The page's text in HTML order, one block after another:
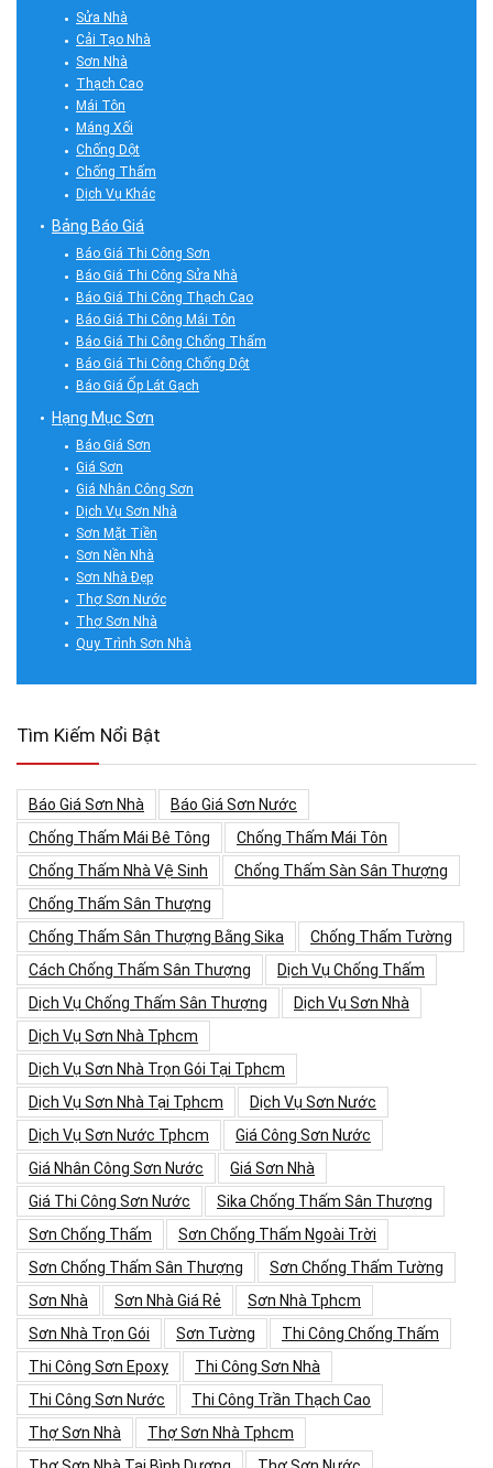
Sửa Nhà
Cải Tạo Nhà
Sơn Nhà
Thạch Cao
Mái Tôn
Máng Xối
Chống Dột
Chống Thấm
Dịch Vụ Khác
Bảng Báo Giá
Báo Giá Thi Công Sơn
Báo Giá Thi Công Sửa Nhà
Báo Giá Thi Công Thạch Cao
Báo Giá Thi Công Mái Tôn
Báo Giá Thi Công Chống Thấm
Báo Giá Thi Công Chống Dột
Báo Giá Ốp Lát Gạch
Hạng Mục Sơn
Báo Giá Sơn
Giá Sơn
Giá Nhân Công Sơn
Dịch Vụ Sơn Nhà
Sơn Mặt Tiền
Sơn Nền Nhà
Sơn Nhà Đẹp
Thợ Sơn Nước
Thợ Sơn Nhà
Quy Trình Sơn Nhà
Tìm Kiếm Nổi Bật
Báo Giá Sơn Nhà
Báo Giá Sơn Nước
Chống Thấm Mái Bê Tông
Chống Thấm Mái Tôn
Chống Thấm Nhà Vệ Sinh
Chống Thấm Sàn Sân Thượng
Chống Thấm Sân Thượng
Chống Thấm Sân Thượng Bằng Sika
Chống Thấm Tường
Cách Chống Thấm Sân Thượng
Dịch Vụ Chống Thấm
Dịch Vụ Chống Thấm Sân Thượng
Dịch Vụ Sơn Nhà
Dịch Vụ Sơn Nhà Tphcm
Dịch Vụ Sơn Nhà Trọn Gói Tại Tphcm
Dịch Vụ Sơn Nhà Tại Tphcm
Dịch Vụ Sơn Nước
Dịch Vụ Sơn Nước Tphcm
Giá Công Sơn Nước
Giá Nhân Công Sơn Nước
Giá Sơn Nhà
Giá Thi Công Sơn Nước
Sika Chống Thấm Sân Thượng
Sơn Chống Thấm
Sơn Chống Thấm Ngoài Trời
Sơn Chống Thấm Sân Thượng
Sơn Chống Thấm Tường
Sơn Nhà
Sơn Nhà Giá Rẻ
Sơn Nhà Tphcm
Sơn Nhà Trọn Gói
Sơn Tường
Thi Công Chống Thấm
Thi Công Sơn Epoxy
Thi Công Sơn Nhà
Thi Công Sơn Nước
Thi Công Trần Thạch Cao
Thợ Sơn Nhà
Thợ Sơn Nhà Tphcm